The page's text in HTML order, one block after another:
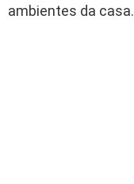
ambientes da casa.